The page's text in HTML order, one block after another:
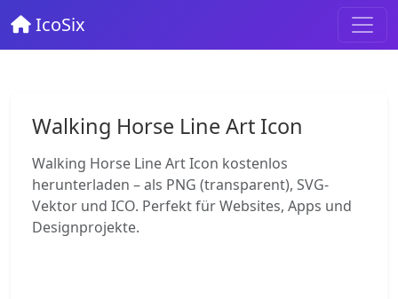
IcoSix
Walking Horse Line Art Icon
Walking Horse Line Art Icon kostenlos
herunterladen – als PNG (transparent), SVG-
Vektor und ICO. Perfekt für Websites, Apps und
Designprojekte.